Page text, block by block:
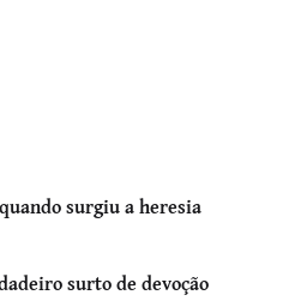
surgiu a heresia
surto de devoção